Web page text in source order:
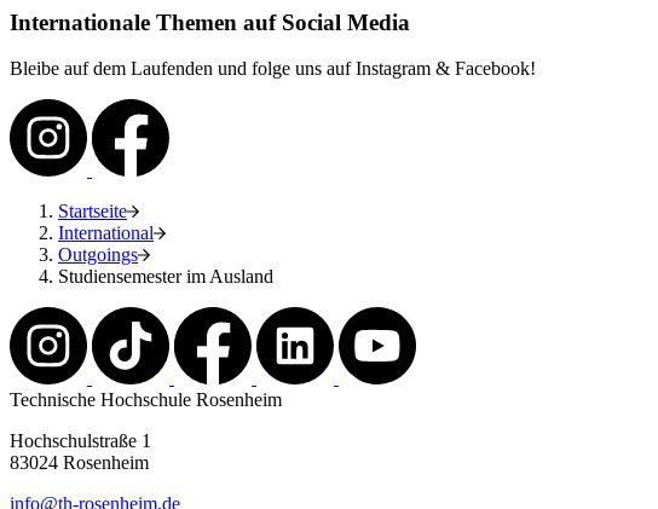
Internationale Themen auf Social Media
Bleibe auf dem Laufenden und folge uns auf Instagram & Facebook!
Startseite
International
Outgoings
Studiensemester im Ausland
Technische Hochschule Rosenheim
Hochschulstraße 1
83024 Rosenheim
info@th-rosenheim.de